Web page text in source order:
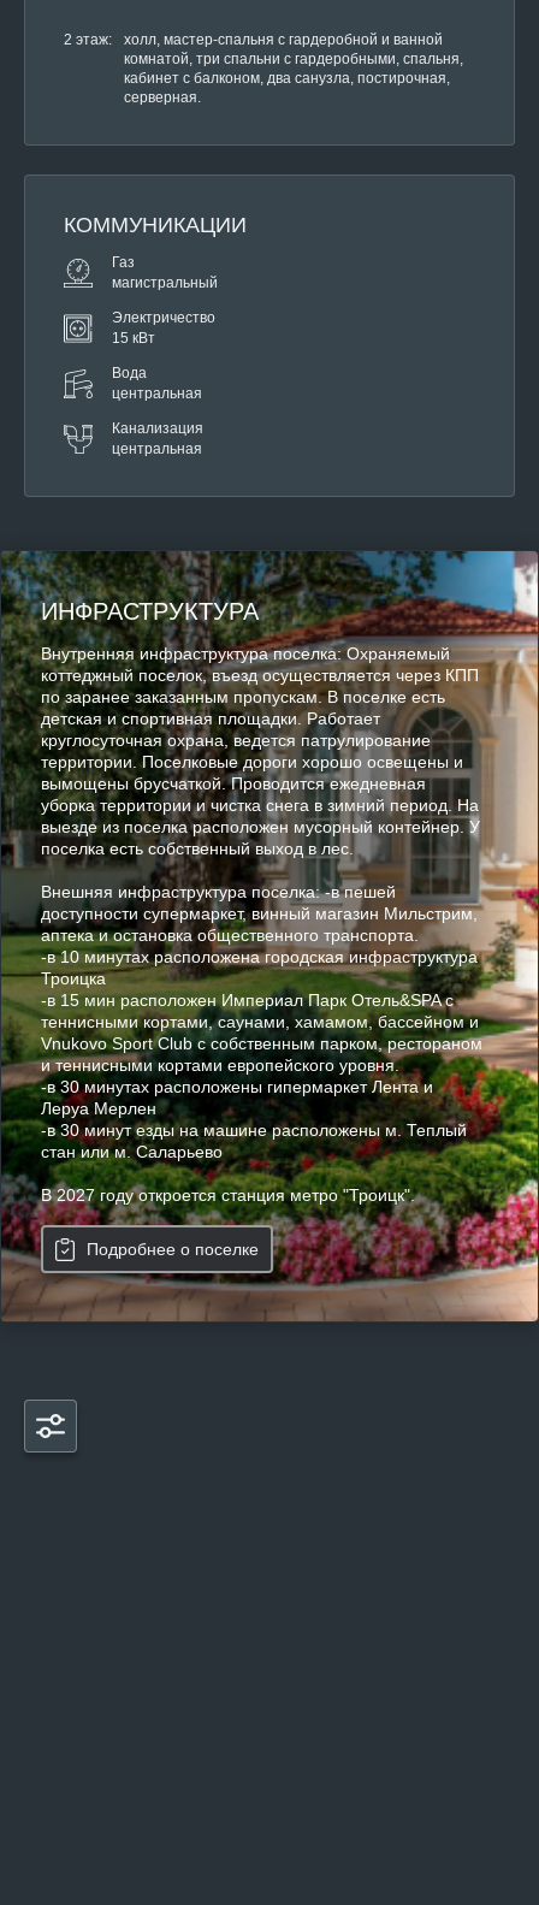
2 этаж:
холл, мастер-спальня с гардеробной и ванной
комнатой, три спальни с гардеробными, спальня,
кабинет с балконом, два санузла, постирочная,
серверная.
КОММУНИКАЦИИ
Газ
магистральный
Электричество
15 кВт
Вода
центральная
Канализация
центральная
ИНФРАСТРУКТУРА
Внутренняя инфраструктура поселка: Охраняемый
коттеджный поселок, въезд осуществляется через КПП
по заранее заказанным пропускам. В поселке есть
детская и спортивная площадки. Работает
круглосуточная охрана, ведется патрулирование
территории. Поселковые дороги хорошо освещены и
вымощены брусчаткой. Проводится ежедневная
уборка территории и чистка снега в зимний период. На
выезде из поселка расположен мусорный контейнер. У
поселка есть собственный выход в лес.
Внешняя инфраструктура поселка: -в пешей
доступности супермаркет, винный магазин Мильстрим,
аптека и остановка общественного транспорта.
-в 10 минутах расположена городская инфраструктура
Троицка
-в 15 мин расположен Империал Парк Отель&SPA с
теннисными кортами, саунами, хамамом, бассейном и
Vnukovo Sport Club с собственным парком, рестораном
и теннисными кортами европейского уровня.
-в 30 минутах расположены гипермаркет Лента и
Леруа Мерлен
-в 30 минут езды на машине расположены м. Теплый
стан или м. Саларьево
В 2027 году откроется станция метро "Троицк".
Подробнее о поселке